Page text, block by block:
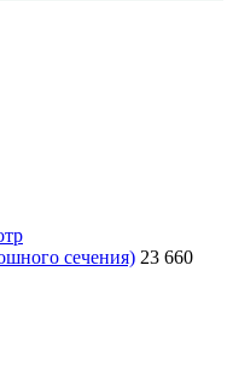
сечения) 23 660